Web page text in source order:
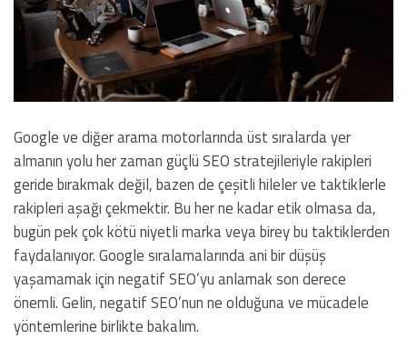
Google ve diğer arama motorlarında üst sıralarda yer
almanın yolu her zaman güçlü SEO stratejileriyle rakipleri
geride bırakmak değil, bazen de çeşitli hileler ve taktiklerle
rakipleri aşağı çekmektir. Bu her ne kadar etik olmasa da,
bugün pek çok kötü niyetli marka veya birey bu taktiklerden
faydalanıyor. Google sıralamalarında ani bir düşüş
yaşamamak için negatif SEO’yu anlamak son derece
önemli. Gelin, negatif SEO’nun ne olduğuna ve mücadele
yöntemlerine birlikte bakalım.